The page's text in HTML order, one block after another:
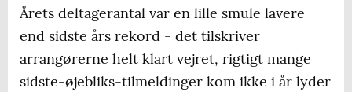
Årets deltagerantal var en lille smule lavere
end sidste års rekord - det tilskriver
arrangørerne helt klart vejret, rigtigt mange
sidste-øjebliks-tilmeldinger kom ikke i år lyder